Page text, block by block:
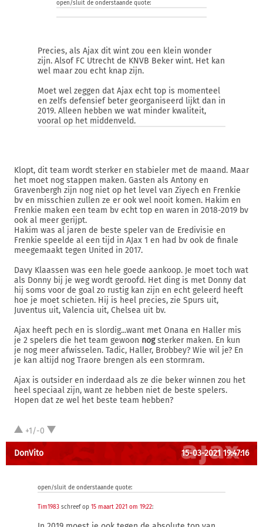
open/sluit de onderstaande quote:
Precies, als Ajax dit wint zou een klein wonder
zijn. Alsof FC Utrecht de KNVB Beker wint. Het kan
wel maar zou echt knap zijn.
Moet wel zeggen dat Ajax echt top is momenteel
en zelfs defensief beter georganiseerd lijkt dan in
2019. Alleen hebben we wat minder kwaliteit,
vooral op het middenveld.
Klopt, dit team wordt sterker en stabieler met de maand. Maar
het moet nog stappen maken. Gasten als Antony en
Gravenbergh zijn nog niet op het level van Ziyech en Frenkie
bv en misschien zullen ze er ook wel nooit komen. Hakim en
Frenkie maken een team bv echt top en waren in 2018-2019 bv
ook al meer gerijpt.
Hakim was al jaren de beste speler van de Eredivisie en
Frenkie speelde al een tijd in AJax 1 en had bv ook de finale
meegemaakt tegen United in 2017.
Davy Klaassen was een hele goede aankoop. Je moet toch wat
als Donny bij je weg wordt geroofd. Het ding is met Donny dat
hij soms voor de goal zo rustig kan zijn en echt geleerd heeft
hoe je moet schieten. Hij is heel precies, zie Spurs uit,
Juventus uit, Valencia uit, Chelsea uit bv.
Ajax heeft pech en is slordig...want met Onana en Haller mis
je 2 spelers die het team gewoon nogsterker maken. En kun
je nog meer afwisselen. Tadic, Haller, Brobbey? Wie wil je? En
je kan altijd nog Traore brengen als een stormram.
Ajax is outsider en inderdaad als ze die beker winnen zou het
heel speciaal zijn, want ze hebben niet de beste spelers.
Hopen dat ze wel het beste team hebben?
+1/-0
DonVito 15-03-2021 19:47:16
open/sluit de onderstaande quote:
Tim1983 schreef op 15 maart 2021 om 19:22: